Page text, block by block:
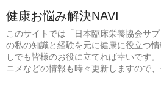
健康お悩み解決NAVI
このサイトでは「日本臨床栄養協会サプ
の私の知識と経験を元に健康に役立つ
しでも皆様のお役に立てれば幸いです
ニメなどの情報も時々更新しますので、